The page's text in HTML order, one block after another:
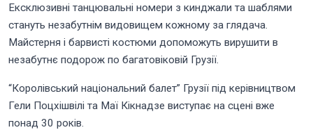
Ексклюзивні танцювальні номери з кинджали та шаблями
стануть незабутнім видовищем кожному за глядача.
Майстерня і барвисті костюми допоможуть вирушити в
незабутнє подорож по багатовіковій Грузії.
“Королівський національний балет” Грузії під керівництвом
Гели Поцхішвілі та Маї Кікнадзе виступає на сцені вже
понад 30 років.